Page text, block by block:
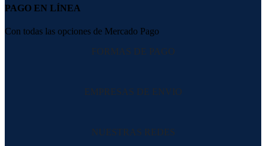
PAGO EN LÍNEA
Con todas las opciones de Mercado Pago
FORMAS DE PAGO
EMPRESAS DE ENVIO
NUESTRAS REDES